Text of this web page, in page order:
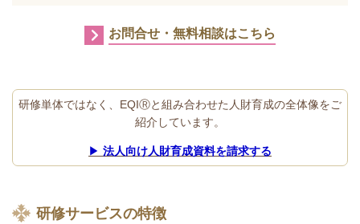
お問合せ・無料相談はこちら
研修単体ではなく、EQIⓇと組み合わせた人財育成の全体像をご
紹介しています。
▶ 法人向け人財育成資料を請求する
研修サービスの特徴